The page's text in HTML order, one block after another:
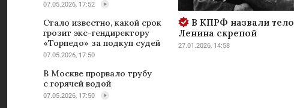
07.05.2026, 17:52
Стало известно, какой срок
грозит экс-гендиректору
«Торпедо» за подкуп судей
07.05.2026, 17:50
В Москве прорвало трубу
с горячей водой
07.05.2026, 17:50
В КПРФ назвали тело
Ленина скрепой
27.01.2026, 14:58